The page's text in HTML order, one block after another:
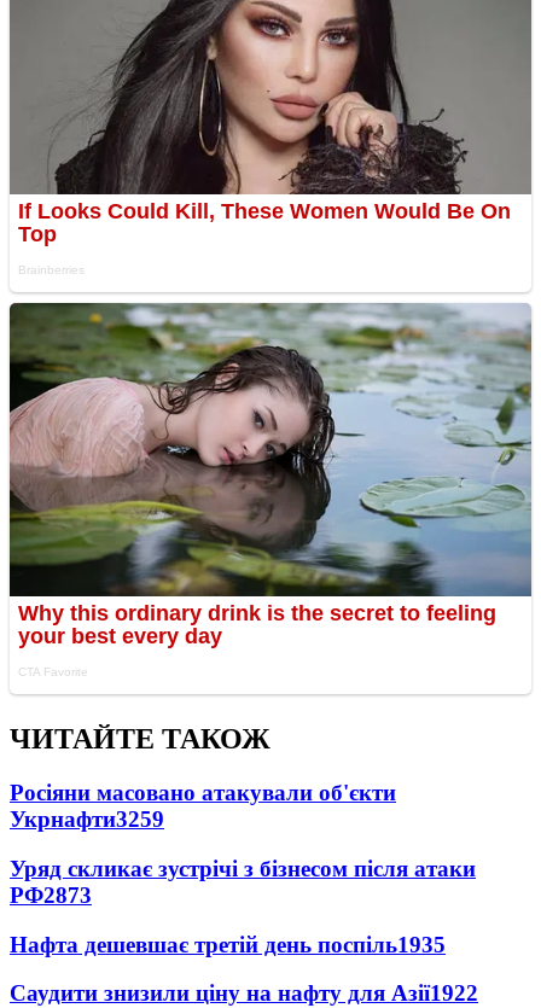
ЧИТАЙТЕ ТАКОЖ
Росіяни масовано атакували об'єкти
Укрнафти3259
Уряд скликає зустрічі з бізнесом після атаки
РФ2873
Нафта дешевшає третій день поспіль1935
Саудити знизили ціну на нафту для Азії1922